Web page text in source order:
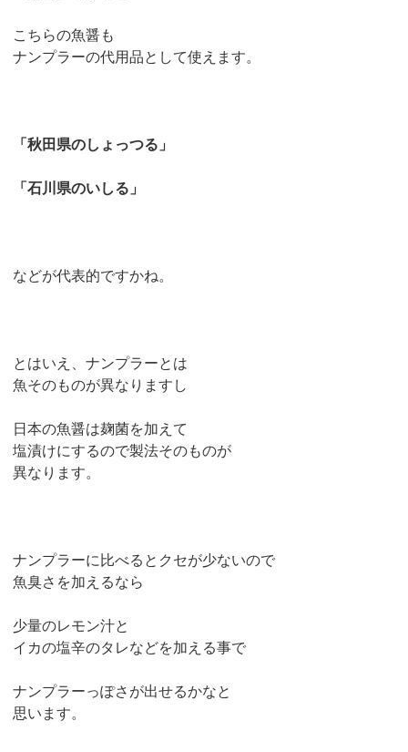
こちらの魚醤も
ナンプラーの代用品として使えます。
「秋田県のしょっつる」
「石川県のいしる」
などが代表的ですかね。
とはいえ、ナンプラーとは
魚そのものが異なりますし
日本の魚醤は麹菌を加えて
塩漬けにするので製法そのものが
異なります。
ナンプラーに比べるとクセが少ないので
魚臭さを加えるなら
少量のレモン汁と
イカの塩辛のタレなどを加える事で
ナンプラーっぽさが出せるかなと
思います。